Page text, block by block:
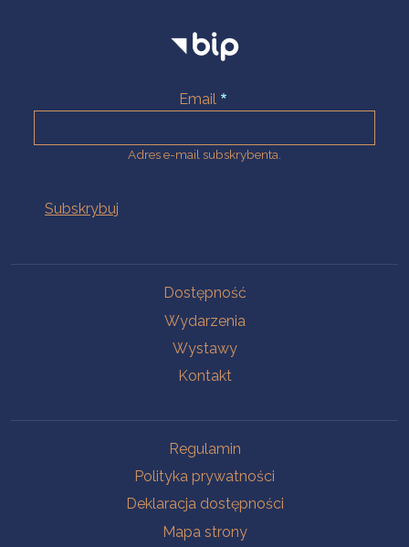
Email
Adres e-mail subskrybenta.
Dostępność
Wydarzenia
Wystawy
Kontakt
Regulamin
Polityka prywatności
Deklaracja dostępności
Mapa strony